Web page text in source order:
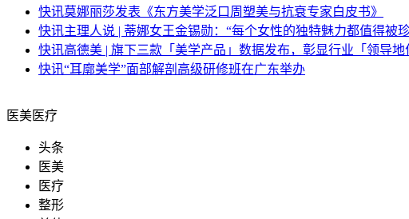
快讯莫娜丽莎发表《东方美学泛口周塑美与抗衰专家白皮书》
快讯主理人说 | 蒂娜女王金锡勋：“每个女性的独特魅力都值得被
快讯高德美 | 旗下三款「美学产品」数据发布，彰显行业「领导地
快讯“耳廓美学”面部解剖高级研修班在广东举办
医美医疗
头条
医美
医疗
整形